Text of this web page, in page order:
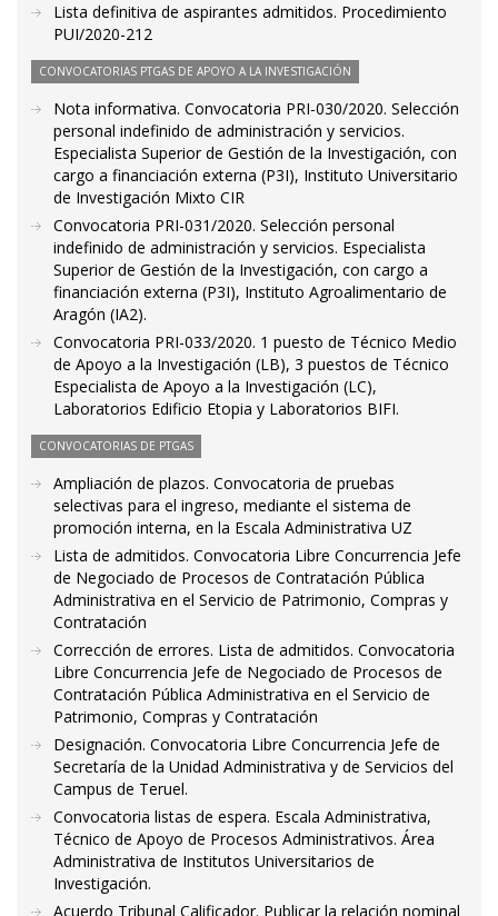
Lista definitiva de aspirantes admitidos. Procedimiento
PUI/2020-212
CONVOCATORIAS PTGAS DE APOYO A LA INVESTIGACIÓN
Nota informativa. Convocatoria PRI-030/2020. Selección
personal indefinido de administración y servicios.
Especialista Superior de Gestión de la Investigación, con
cargo a financiación externa (P3I), Instituto Universitario
de Investigación Mixto CIR
Convocatoria PRI-031/2020. Selección personal
indefinido de administración y servicios. Especialista
Superior de Gestión de la Investigación, con cargo a
financiación externa (P3I), Instituto Agroalimentario de
Aragón (IA2).
Convocatoria PRI-033/2020. 1 puesto de Técnico Medio
de Apoyo a la Investigación (LB), 3 puestos de Técnico
Especialista de Apoyo a la Investigación (LC),
Laboratorios Edificio Etopia y Laboratorios BIFI.
CONVOCATORIAS DE PTGAS
Ampliación de plazos. Convocatoria de pruebas
selectivas para el ingreso, mediante el sistema de
promoción interna, en la Escala Administrativa UZ
Lista de admitidos. Convocatoria Libre Concurrencia Jefe
de Negociado de Procesos de Contratación Pública
Administrativa en el Servicio de Patrimonio, Compras y
Contratación
Corrección de errores. Lista de admitidos. Convocatoria
Libre Concurrencia Jefe de Negociado de Procesos de
Contratación Pública Administrativa en el Servicio de
Patrimonio, Compras y Contratación
Designación. Convocatoria Libre Concurrencia Jefe de
Secretaría de la Unidad Administrativa y de Servicios del
Campus de Teruel.
Convocatoria listas de espera. Escala Administrativa,
Técnico de Apoyo de Procesos Administrativos. Área
Administrativa de Institutos Universitarios de
Investigación.
Acuerdo Tribunal Calificador. Publicar la relación nominal